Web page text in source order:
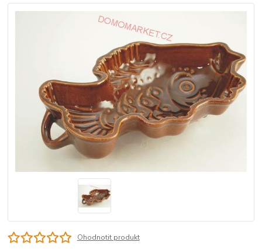
Ohodnotit produkt